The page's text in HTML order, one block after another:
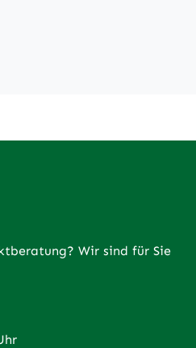
Wir sind für Sie